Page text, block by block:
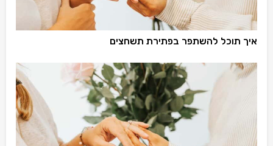
איך תוכל להשתפר בפתירת תשחצים